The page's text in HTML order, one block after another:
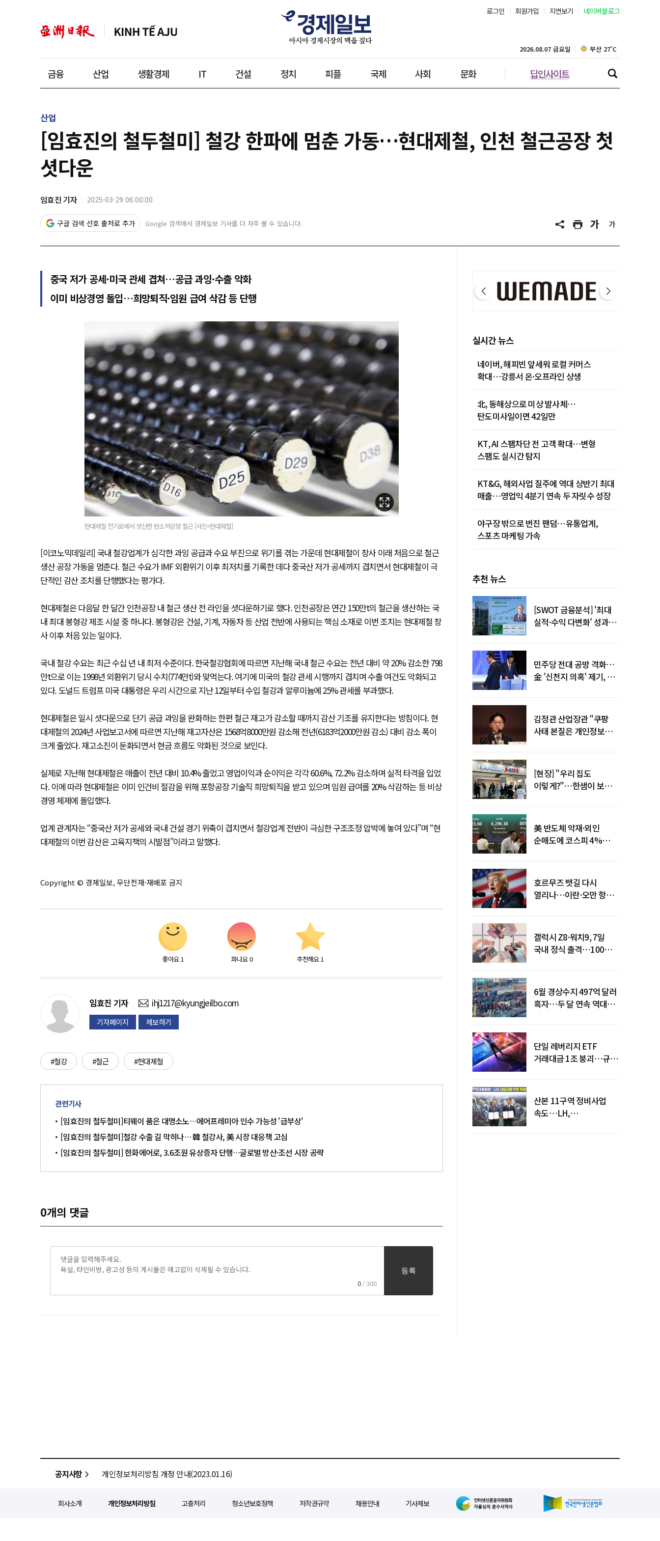
로그인 회원가입 지면보기 네이버블로그
금융 산업 생활경제 IT 건설 정치 피플 국제 사회 문화 딥인사이트
2026.08.07 금요일 대구 24˚C
인천 28˚C
울산 23˚C
산업
[임효진의 철두철미] 철강 한파에 멈춘 가동…현대제철, 인천 철근공장 첫
셧다운
임효진 기자 2025-03-29 06:00:00
구글 검색 선호 출처로 추가 Google 검색에서 경제일보 기사를 더 자주 볼 수 있습니다.
중국 저가 공세·미국 관세 겹쳐…공급 과잉·수출 악화
이미 비상경영 돌입…희망퇴직·임원 급여 삭감 등 단행
현대제철 전기로에서 생산한 탄소저감형 철근 [사진=현대제철]
[이코노믹데일리] 국내 철강업계가 심각한 과잉 공급과 수요 부진으로 위기를 겪는 가운데 현대제철이 창사 이래 처음으로 철근
생산 공장 가동을 멈춘다. 철근 수요가 IMF 외환위기 이후 최저치를 기록한 데다 중국산 저가 공세까지 겹치면서 현대제철이 극
단적인 감산 조치를 단행했다는 평가다.
현대제철은 다음달 한 달간 인천공장 내 철근 생산 전 라인을 셧다운하기로 했다. 인천공장은 연간 150만t의 철근을 생산하는 국
내 최대 봉형강 제조 시설 중 하나다. 봉형강은 건설, 기계, 자동차 등 산업 전반에 사용되는 핵심 소재로 이번 조치는 현대제철 창
사 이후 처음 있는 일이다.
국내 철강 수요는 최근 수십 년 내 최저 수준이다. 한국철강협회에 따르면 지난해 국내 철근 수요는 전년 대비 약 20% 감소한 798
만t으로 이는 1998년 외환위기 당시 수치(774만t)와 맞먹는다. 여기에 미국의 철강 관세 시행까지 겹치며 수출 여건도 악화되고
있다. 도널드 트럼프 미국 대통령은 우리 시간으로 지난 12일부터 수입 철강과 알루미늄에 25% 관세를 부과했다.
현대제철은 일시 셧다운으로 단기 공급 과잉을 완화하는 한편 철근 재고가 감소할 때까지 감산 기조를 유지한다는 방침이다. 현
대제철의 2024년 사업보고서에 따르면 지난해 재고자산은 1568억8000만원 감소해 전년(6183억2000만원 감소) 대비 감소 폭이
크게 줄었다. 재고소진이 둔화되면서 현금 흐름도 악화된 것으로 보인다.
실제로 지난해 현대제철은 매출이 전년 대비 10.4% 줄었고 영업이익과 순이익은 각각 60.6%, 72.2% 감소하며 실적 타격을 입었
다. 이에 따라 현대제철은 이미 인건비 절감을 위해 포항공장 기술직 희망퇴직을 받고 있으며 임원 급여를 20% 삭감하는 등 비상
경영 체제에 돌입했다.
업계 관계자는 “중국산 저가 공세와 국내 건설 경기 위축이 겹치면서 철강업계 전반이 극심한 구조조정 압박에 놓여 있다”며 “현
대제철의 이번 감산은 고육지책의 시발점”이라고 말했다.
Copyright © 경제일보, 무단전재·재배포 금지
좋아요 1 화나요 0 추천해요 1
임효진 기자 ihj1217@kyungjeilbo.com
기자페이지 제보하기
#철강 #철근 #현대제철
관련기사
[임효진의 철두철미]티웨이 품은 대명소노…에어프레미아 인수 가능성 '급부상'
[임효진의 철두철미]철강 수출 길 막히나… 韓 철강사, 美 시장 대응책 고심
[임효진의 철두철미] 한화에어로, 3.6조원 유상증자 단행…글로벌 방산·조선 시장 공략
0개의 댓글
0 / 300
등록
실시간 뉴스
네이버, 해피빈 앞세워 로컬 커머스
확대…강릉서 온·오프라인 상생
北, 동해상으로 미상 발사체…
탄도미사일이면 42일만
KT, AI 스팸차단 전 고객 확대…변형
스팸도 실시간 탐지
KT&G, 해외사업 질주에 역대 상반기 최대
매출…영업익 4분기 연속 두 자릿수 성장
야구장 밖으로 번진 팬덤…유통업계,
스포츠 마케팅 가속
추천 뉴스
[SWOT 금융분석] '최대
실적·수익 다변화' 성과…
민주당 전대 공방 격화…
金 '신천지 의혹' 제기, 鄭
김정관 산업장관 "쿠팡
사태 본질은 개인정보
[현장] "우리 집도
이렇게?"…한샘이 보여준
美 반도체 악재·외인
순매도에 코스피 4%
호르무즈 뱃길 다시
열리나…이란·오만 항로
갤럭시 Z8·워치9, 7일
국내 정식 출격…100개국
6월 경상수지 497억 달러
흑자…두 달 연속 역대
단일 레버리지 ETF
거래대금 1조 붕괴…규제
산본 11구역 정비사업
속도…LH,
공지사항 개인정보처리방침 개정 안내(2023.01.16)
회사소개 개인정보처리방침 고충처리 청소년보호정책 저작권규약 채용안내 기사제보